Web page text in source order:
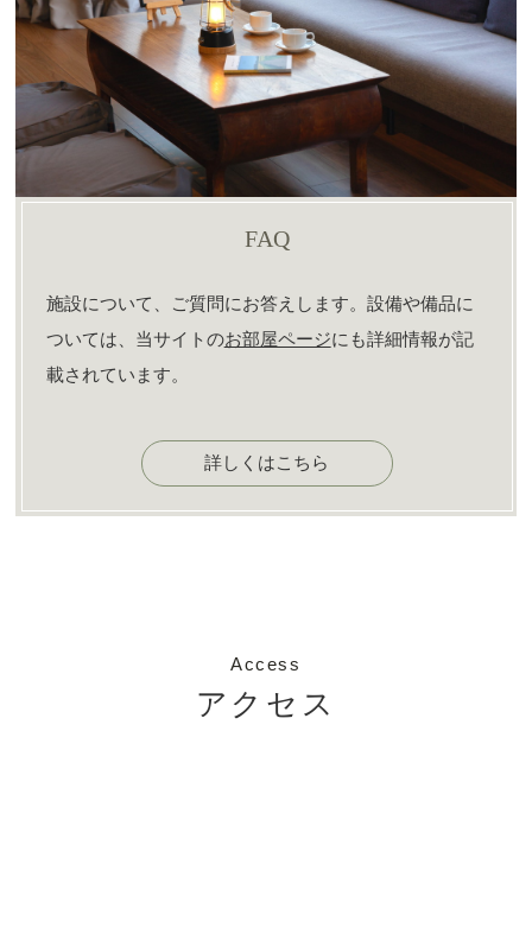
FAQ
施設について、ご質問にお答えします。設備や備品に
ついては、当サイトのお部屋ページにも詳細情報が記
載されています。
詳しくはこちら
Access
アクセス